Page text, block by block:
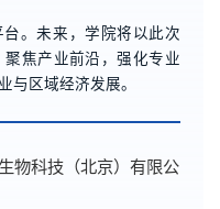
。未来，学院将以此次
焦产业前沿，强化专业
区域经济发展。
物科技（北京）有限公